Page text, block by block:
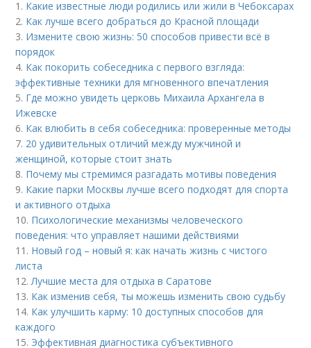
1. Какие известные люди родились или жили в Чебоксарах
2. Как лучше всего добраться до Красной площади
3. Измените свою жизнь: 50 способов привести всё в
порядок
4. Как покорить собеседника с первого взгляда:
эффективные техники для мгновенного впечатления
5. Где можно увидеть церковь Михаила Архангела в
Ижевске
6. Как влюбить в себя собеседника: проверенные методы
7. 20 удивительных отличий между мужчиной и
женщиной, которые стоит знать
8. Почему мы стремимся разгадать мотивы поведения
9. Какие парки Москвы лучше всего подходят для спорта
и активного отдыха
10. Психологические механизмы человеческого
поведения: что управляет нашими действиями
11. Новый год – новый я: как начать жизнь с чистого
листа
12. Лучшие места для отдыха в Саратове
13. Как изменив себя, ты можешь изменить свою судьбу
14. Как улучшить карму: 10 доступных способов для
каждого
15. Эффективная диагностика субъективного